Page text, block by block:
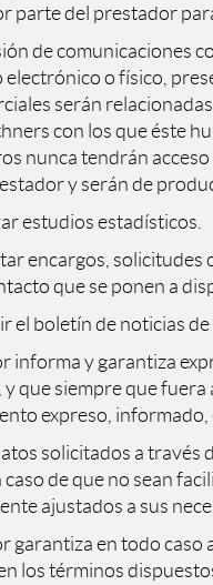
parte del prestador
de comunicaciones
electrónico o físico,
serán
con los que éste
nunca tendrán
y serán de
estudios estadísticos.
encargos, solicitudes
que se ponen a
el boletín de noticias
informa y garantiza
y que siempre que
expreso,
solicitados a través
caso de que no sean
ajustados a sus
garantiza en todo caso
los términos